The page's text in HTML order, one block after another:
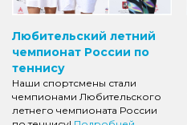
Любительский летний
чемпионат России по
теннису
Наши спортсмены стали
чемпионами Любительского
летнего чемпионата России